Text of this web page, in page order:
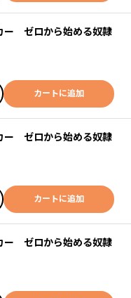
ー ゼロから始める奴隷
カートに追加
ー ゼロから始める奴隷
カートに追加
ー ゼロから始める奴隷